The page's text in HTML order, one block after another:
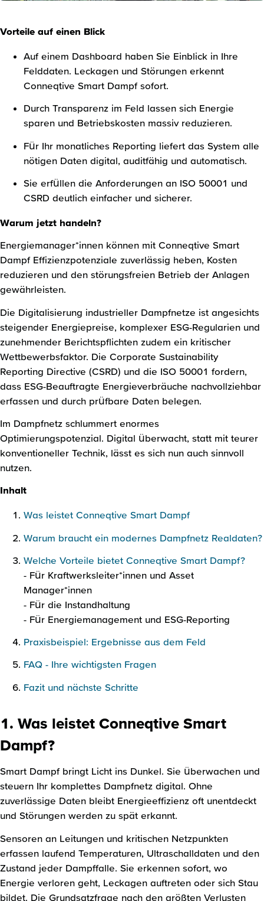
Vorteile auf einen Blick
Auf einem Dashboard haben Sie Einblick in Ihre
Felddaten. Leckagen und Störungen erkennt
Conneqtive Smart Dampf sofort.
Durch Transparenz im Feld lassen sich Energie
sparen und Betriebskosten massiv reduzieren.
Für Ihr monatliches Reporting liefert das System alle
nötigen Daten digital, auditfähig und automatisch.
Sie erfüllen die Anforderungen an ISO 50001 und
CSRD deutlich einfacher und sicherer.
Warum jetzt handeln?
Energiemanager*innen können mit Conneqtive Smart
Dampf Effizienzpotenziale zuverlässig heben, Kosten
reduzieren und den störungsfreien Betrieb der Anlagen
gewährleisten.
Die Digitalisierung industrieller Dampfnetze ist angesichts
steigender Energiepreise, komplexer ESG-Regularien und
zunehmender Berichtspflichten zudem ein kritischer
Wettbewerbsfaktor. Die Corporate Sustainability
Reporting Directive (CSRD) und die ISO 50001 fordern,
dass ESG-Beauftragte Energieverbräuche nachvollziehbar
erfassen und durch prüfbare Daten belegen.
Im Dampfnetz schlummert enormes
Optimierungspotenzial. Digital überwacht, statt mit teurer
konventioneller Technik, lässt es sich nun auch sinnvoll
nutzen.
Inhalt
Was leistet Conneqtive Smart Dampf
Warum braucht ein modernes Dampfnetz Realdaten?
Welche Vorteile bietet Conneqtive Smart Dampf?
- Für Kraftwerksleiter*innen und Asset
Manager*innen
- Für die Instandhaltung
- Für Energiemanagement und ESG-Reporting
Praxisbeispiel: Ergebnisse aus dem Feld
FAQ - Ihre wichtigsten Fragen
Fazit und nächste Schritte
1. Was leistet Conneqtive Smart
Dampf?
Smart Dampf bringt Licht ins Dunkel. Sie überwachen und
steuern Ihr komplettes Dampfnetz digital. Ohne
zuverlässige Daten bleibt Energieeffizienz oft unentdeckt
und Störungen werden zu spät erkannt.
Sensoren an Leitungen und kritischen Netzpunkten
erfassen laufend Temperaturen, Ultraschalldaten und den
Zustand jeder Dampffalle. Sie erkennen sofort, wo
Energie verloren geht, Leckagen auftreten oder sich Stau
bildet. Die Grundsatzfrage nach den größten Verlusten